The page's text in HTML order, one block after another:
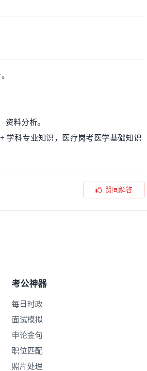
料分析。
科专业知识，医疗岗考医学基础知识
赞同解答
考公神器
每日时政
面试模拟
申论金句
职位匹配
照片处理